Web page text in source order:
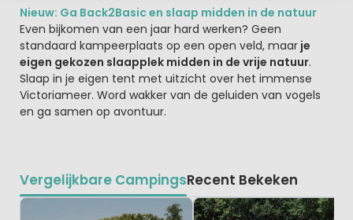
Nieuw: Ga Back2Basic en slaap midden in de natuur
Even bijkomen van een jaar hard werken? Geen
standaard kampeerplaats op een open veld, maarje
eigen gekozen slaapplek midden in de vrije natuur.
Slaap in je eigen tent met uitzicht over het immense
Victoriameer. Word wakker van de geluiden van vogels
en ga samen op avontuur.
Vergelijkbare CampingsRecent Bekeken